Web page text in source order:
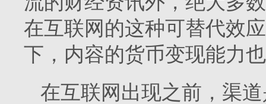
在互联网的这种可替代效
下，内容的货币变现能力
在互联网出现之前，渠